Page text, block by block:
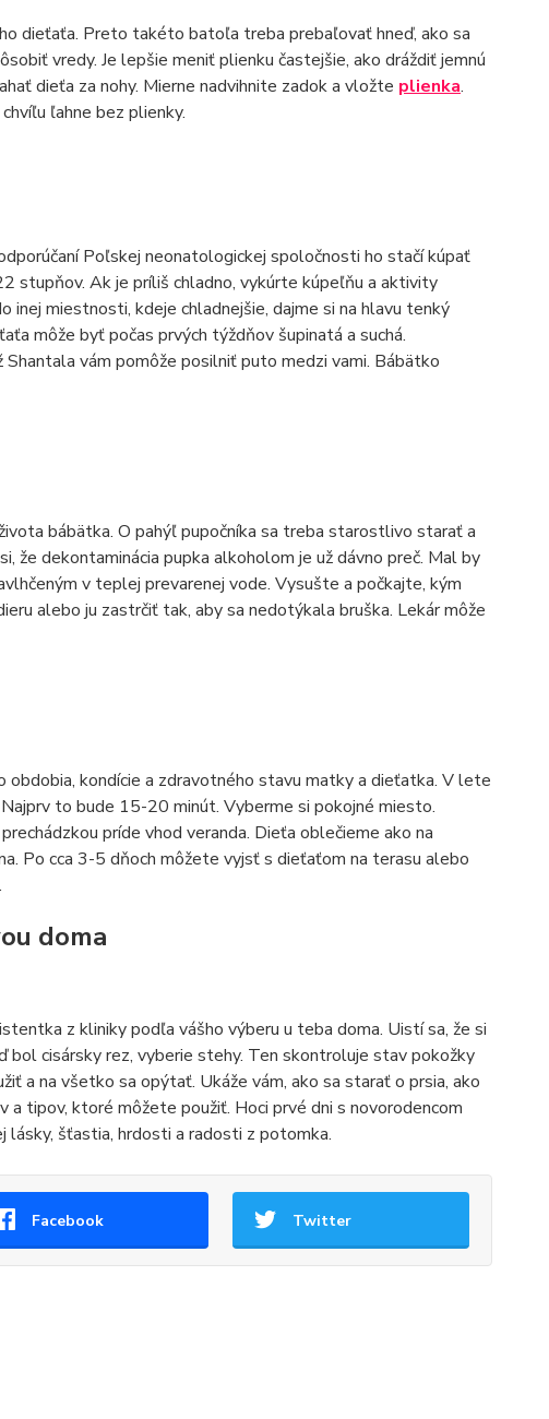
dieťaťa. Preto takéto batoľa treba prebaľovať hneď, ako sa
vredy. Je lepšie meniť plienku častejšie, ako dráždiť jemnú
dieťa za nohy. Mierne nadvihnite zadok a vložte plienka.
ľahne bez plienky.
Poľskej neonatologickej spoločnosti ho stačí kúpať
stupňov. Ak je príliš chladno, vykúrte kúpeľňu a aktivity
miestnosti, kdeje chladnejšie, dajme si na hlavu tenký
môže byť počas prvých týždňov šupinatá a suchá.
vám pomôže posilniť puto medzi vami. Bábätko
bábätka. O pahýľ pupočníka sa treba starostlivo starať a
dekontaminácia pupka alkoholom je už dávno preč. Mal by
v teplej prevarenej vode. Vysušte a počkajte, kým
alebo ju zastrčiť tak, aby sa nedotýkala bruška. Lekár môže
obdobia, kondície a zdravotného stavu matky a dieťatka. V lete
to bude 15-20 minút. Vyberme si pokojné miesto.
príde vhod veranda. Dieťa oblečieme ako na
Po cca 3-5 dňoch môžete vyjsť s dieťaťom na terasu alebo
doma
z kliniky podľa vášho výberu u teba doma. Uistí sa, že si
bol cisársky rez, vyberie stehy. Ten skontroluje stav pokožky
a na všetko sa opýtať. Ukáže vám, ako sa starať o prsia, ako
tipov, ktoré môžete použiť. Hoci prvé dni s novorodencom
lásky, šťastia, hrdosti a radosti z potomka.
Facebook Twitter